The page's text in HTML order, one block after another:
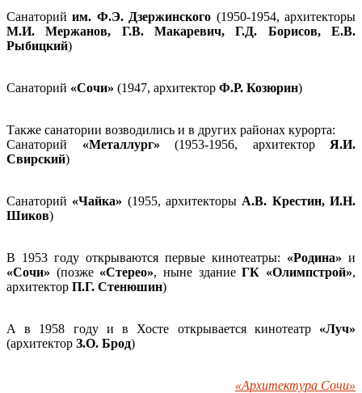
Санаторийим. Ф.Э. Дзержинского (1950-1954, архитекторы
М.И. Мержанов, Г.В. Макаревич, Г.Д. Борисов, Е.В.
Рыбицкий)
Санаторий «Сочи» (1947, архитектор Ф.Р. Козюрин)
Также санатории возводились и в других районах курорта:
Санаторий «Металлург» (1953-1956, архитектор Я.И.
Свирский)
Санаторий «Чайка» (1955, архитекторы А.В. Крестин, И.Н.
Шиков)
В 1953 году открываются первые кинотеатры: «Родина» и
«Сочи» (позже «Стерео», ныне зданиеГК «Олимпстрой»,
архитектор П.Г. Стенюшин)
А в 1958 году и в Хосте открывается кинотеатр «Луч»
(архитектор З.О. Брод)
«Архитектура Сочи»